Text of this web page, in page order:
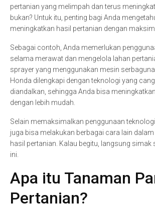
pertanian yang melimpah dan terus
bukan? Untuk itu, penting bagi Anda
meningkatkan hasil pertanian dengan
Sebagai contoh, Anda memerlukan
selama merawat dan mengelola lahan
sprayer yang menggunakan mesin
Honda dilengkapi dengan teknologi yang
diandalkan, sehingga Anda bisa
dengan lebih mudah.
Selain memaksimalkan penggunaan
juga bisa melakukan berbagai cara lain
hasil pertanian. Kalau begitu, langsung simak
ini.
Apa itu Tanaman
Pertanian?